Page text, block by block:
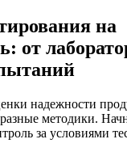
на
от
надежности
методики.
за условиями